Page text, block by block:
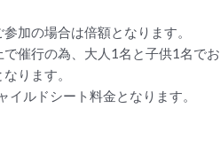
加の場合は倍額となります。
催行の為、大人1名と子供1名で
ります。
ルドシート料金となります。